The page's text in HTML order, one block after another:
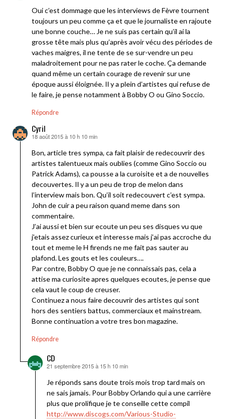
Oui c’est dommage que les interviews de Fèvre tournent
toujours un peu comme ça et que le journaliste en rajoute
une bonne couche… Je ne suis pas certain qu’il ai la
grosse tête mais plus qu’après avoir vécu des périodes de
vaches maigres, il ne tente de se sur-vendre un peu
maladroitement pour ne pas rater le coche. Ça demande
quand même un certain courage de revenir sur une
époque aussi éloignée. Il y a plein d’artistes qui refuse de
le faire, je pense notamment à Bobby O ou Gino Soccio.
Répondre
Cyril
dit :
18 août 2015 à 10 h 10 min
Bon, article tres sympa, ca fait plaisir de redecouvrir des
artistes talentueux mais oublies (comme Gino Soccio ou
Patrick Adams), ca pousse a la curoisite et a de nouvelles
decouvertes. Il y a un peu de trop de melon dans
l’interview mais bon. Qu’il soit redecouvert c’est sympa.
John de cuir a peu raison quand meme dans son
commentaire.
J’ai aussi et bien sur ecoute un peu ses disques vu que
j’etais assez curieux et interesse mais j’ai pas accroche du
tout et meme le H firends ne me fait pas sauter au
plafond. Les gouts et les couleurs….
Par contre, Bobby O que je ne connaissais pas, cela a
attise ma curiosite apres quelques ecoutes, je pense que
cela vaut le coup de creuser.
Continuez a nous faire decouvrir des artistes qui sont
hors des sentiers battus, commerciaux et mainstream.
Bonne continuation a votre tres bon magazine.
Répondre
CD
dit :
21 septembre 2015 à 15 h 10 min
Je réponds sans doute trois mois trop tard mais on
ne sais jamais. Pour Bobby Orlando qui a une carrière
plus que prolifique je te conseille cette compil
http://www.discogs.com/Various-Studio-